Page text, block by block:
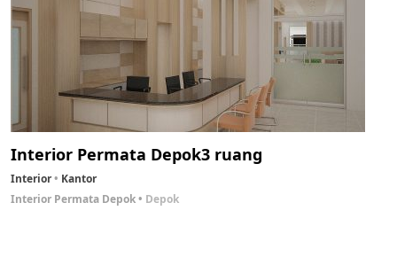
Interior Permata Depok3 ruang
Interior
Kantor
Interior Permata Depok
Depok